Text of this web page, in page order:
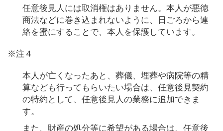
任意後見人には取消権はありません。本人が悪徳
商法などに巻き込まれないように、日ごろから連
絡を蜜にすることで、本人を保護しています。
※注４
本人が亡くなったあと、葬儀、埋葬や病院等の精
算なども行ってもらいたい場合は、任意後見契約
の特約として、任意後見人の業務に追加できま
す。
また、財産の処分等に希望がある場合は、任意後